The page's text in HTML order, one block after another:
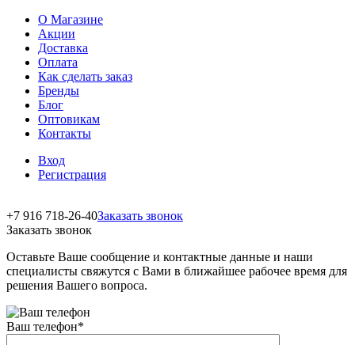
О Магазине
Акции
Доставка
Оплата
Как сделать заказ
Бренды
Блог
Оптовикам
Контакты
Вход
Регистрация
+7 916 718-26-40Заказать звонок
Заказать звонок
Оставьте Ваше сообщение и контактные данные и наши
специалисты свяжутся с Вами в ближайшее рабочее время для
решения Вашего вопроса.
Ваш телефон*